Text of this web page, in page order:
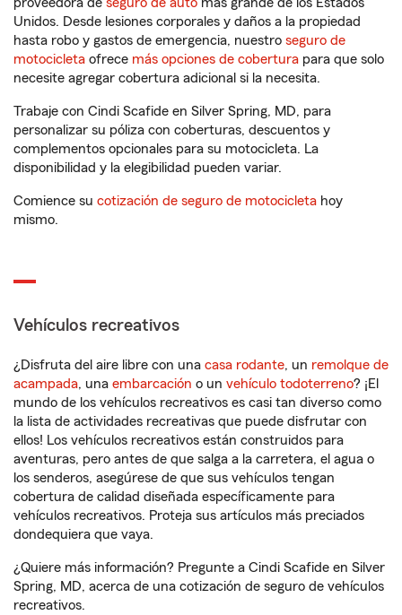
Unidos. Desde lesiones corporales y daños a la propiedad
hasta robo y gastos de emergencia, nuestro seguro de
motocicleta ofrece más opciones de cobertura para que solo
necesite agregar cobertura adicional si la necesita.
Trabaje con Cindi Scafide en Silver Spring, MD, para
personalizar su póliza con coberturas, descuentos y
complementos opcionales para su motocicleta. La
disponibilidad y la elegibilidad pueden variar.
Comience su cotización de seguro de motocicleta hoy
mismo.
Vehículos recreativos
¿Disfruta del aire libre con una casa rodante, un remolque de
acampada, una embarcación o un vehículo todoterreno? ¡El
mundo de los vehículos recreativos es casi tan diverso como
la lista de actividades recreativas que puede disfrutar con
ellos! Los vehículos recreativos están construidos para
aventuras, pero antes de que salga a la carretera, el agua o
los senderos, asegúrese de que sus vehículos tengan
cobertura de calidad diseñada específicamente para
vehículos recreativos. Proteja sus artículos más preciados
dondequiera que vaya.
¿Quiere más información? Pregunte a Cindi Scafide en Silver
Spring, MD, acerca de una cotización de seguro de vehículos
recreativos.